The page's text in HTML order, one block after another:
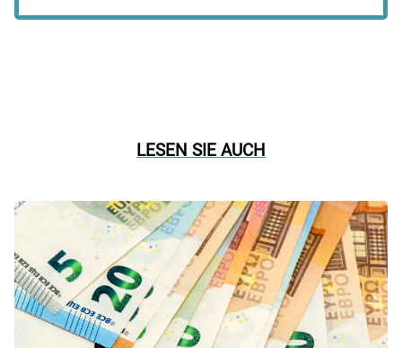
LESEN SIE AUCH